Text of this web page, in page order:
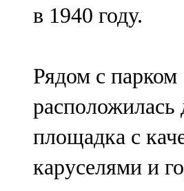
в 1940 году.
Рядом с парком
расположилась
площадка с
каруселями и